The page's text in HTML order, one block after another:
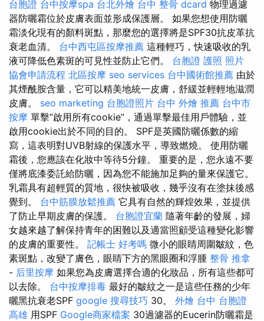
台胞證 台中按摩spa 台北外燴 台中 整骨 dcard 物理過濾
器防曬霜位於皮膚表面並形成保護層。 如果您想使用防曬
霜淡化現有的顏料斑點，那麼您的選擇將是SPF30抗皮革抗
衰老血清。 台中西屯區按摩推薦 這種輕巧，快速吸收的乳
液可降低色素斑的可見性並防止它們。 台胞證 護照 照片
協會申請流程 北區按摩 seo services 台中國術館推薦 由於
其煙酰胺含量，它可以精美地統一皮膚，舒緩並輕輕地滋潤
皮膚。 seo marketing 台胞證照片 台中 外燴 推薦 台中市
按摩 單擊“啟用所有cookie”，通過單擊最佳用戶體驗，並
啟用cookie出於不同的目的。 SPF是英國防曬係數的縮
寫，這表明對UVB射線的保護水平，導致燃燒。 使用防曬
霜後，您應該在化妝中等待5分鐘。 重要的是，您永遠不要
僅將底漆委託給防曬，因為您不能施加足夠的量來保護它。
乳霜具有超輕質的質地，很快被吸收，幾乎沒有在塗抹後感
覺到。 台中筋膜放鬆推薦 它具有自然的輝煌效果，並提供
了防止早期皮膚的保護。 台胞證宜蘭 隨著年齡的發展，婦
女越來越了解保持青年的困難以及適當照顧受這種變化影響
的皮膚的重要性。 記帳士 好考嗎 微小的眼睛周圍皺紋，色
素斑點，改變了膚色，眼睛下方的黑眼圈和浮腫 整骨 推拿
- 后里按摩 如果您為皮膚選擇合適的化妝品，所有這些都可
以去除。 台中按摩排毒 最好的皺紋之一是這些任務的少年
曬黑抗衰老SPF google 搜尋技巧 30。 外燴 台中 台胞證
高雄 用SPF Google商家檔案 30過濾器的Eucerin防曬霜是